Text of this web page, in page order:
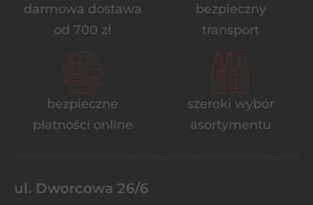
darmowa dostawa
od 700 zł
bezpieczny
transport
bezpieczne
płatności online
szeroki wybór
asortymentu
ul. Dworcowa 26/6